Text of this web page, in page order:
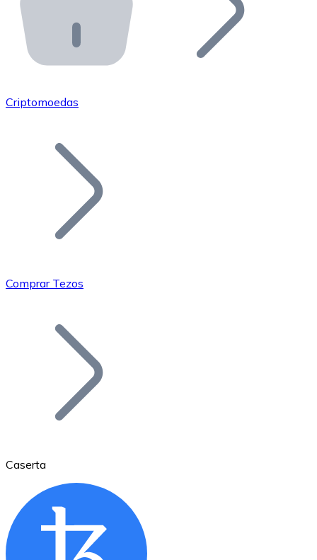
API Bitnovo
Integre nossa API no seu ecossistema.
Junte-se à nossa rede de revendedores e comercialize
Adicione o token do seu projeto ao nosso serviço de
Bitcoin
Criptomoedas
Comprar Tezos
Caserta